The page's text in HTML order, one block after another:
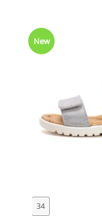
New
34